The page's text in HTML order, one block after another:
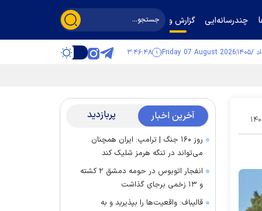
چندرسانه‌ایی گزارش و گفت‌وگو
Friday 07 August 2026 ۳:۴۶:۴۹
۲۴ آخرین اخبار پربازدید
روز ۱۶۰ جنگ | ترامپ: ایران همچنان
می‌تواند در تنگه هرمز شلیک کند
انفجار اتوبوس در حومه دمشق ۲ کشته
و ۱۳ زخمی برجای گذاشت
قالیباف: واقعیت‌ها را بپذیرید و به